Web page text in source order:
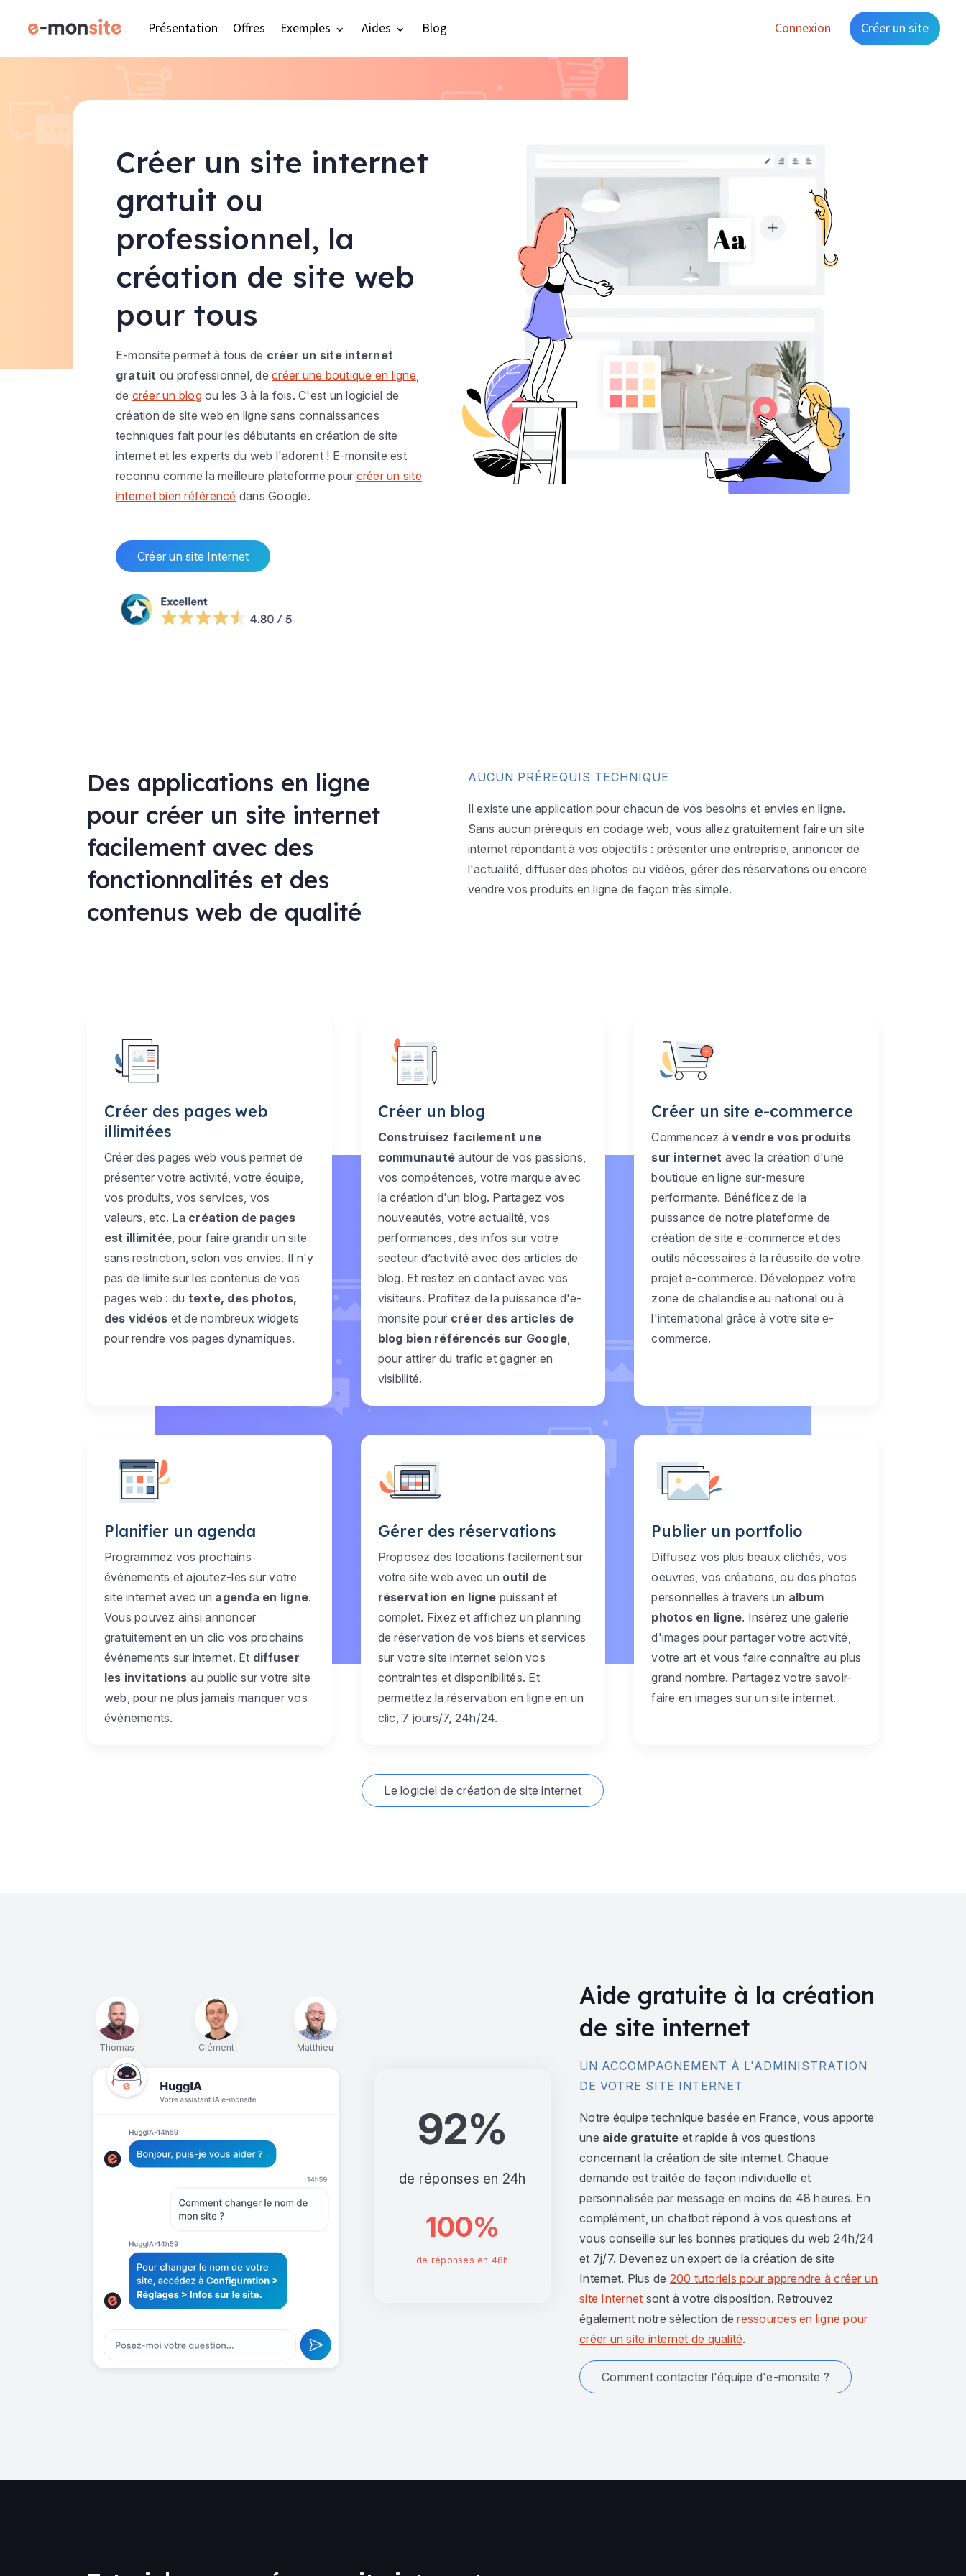
Présentation Offres Exemples Aides Blog Connexion Créer un site
Créer un site internet
gratuit ou
professionnel, la
création de site web
pour tous
E-monsite permet à tous de créer un site internet
gratuit ou professionnel, decréer une boutique en ligne,
de créer un blogou les 3 à la fois. C'est un logiciel de
création de site web en ligne sans connaissances
techniques fait pour les débutants en création de site
internet et les experts du web l'adorent ! E-monsite est
reconnu comme la meilleure plateforme pour créer un site
internet bien référencé dans Google.
Créer un site Internet
Des applications en ligne
pour créer un site internet
facilement avec des
fonctionnalités et des
contenus web de qualité
AUCUN PRÉREQUIS TECHNIQUE
Il existe une application pour chacun de vos besoins et envies en ligne.
Sans aucun prérequis en codage web, vous allez gratuitement faire un site
internet répondant à vos objectifs : présenter une entreprise, annoncer de
l'actualité, diffuser des photos ou vidéos, gérer des réservations ou encore
vendre vos produits en ligne de façon très simple.
Créer des pages web
illimitées
Créer des pages web vous permet de
présenter votre activité, votre équipe,
vos produits, vos services, vos
valeurs, etc. La création de pages
est illimitée , pour faire grandir un site
sans restriction, selon vos envies. Il n'y
pas de limite sur les contenus de vos
pages web : du texte, des photos,
des vidéos et de nombreux widgets
pour rendre vos pages dynamiques.
Créer un blog
Construisez facilement une
communauté autour de vos passions,
vos compétences, votre marque avec
la création d'un blog. Partagez vos
nouveautés, votre actualité, vos
performances, des infos sur votre
secteur d’activité avec des articles de
blog. Et restez en contact avec vos
visiteurs. Profitez de la puissance d'e-
monsite pour créer des articles de
blog bien référencés sur Google
pour attirer du trafic et gagner en
visibilité.
Créer un site e-commerce
Commencez àvendre vos produits
sur internet avec la création d'une
boutique en ligne sur-mesure
performante. Bénéficez de la
puissance de notre plateforme de
création de site e-commerce et des
outils nécessaires à la réussite de votre
projet e-commerce. Développez votre
zone de chalandise au national ou à
l'international grâce à votre site e-
commerce.
Planifier un agenda
Programmez vos prochains
événements et ajoutez-les sur votre
site internet avec un agenda en ligne.
Vous pouvez ainsi annoncer
gratuitement en un clic vos prochains
événements sur internet. Et diffuser
les invitations au public sur votre site
web, pour ne plus jamais manquer vos
événements.
Gérer des réservations
Proposez des locations facilement sur
votre site web avec un outil de
réservation en ligne puissant et
complet. Fixez et affichez un planning
de réservation de vos biens et services
sur votre site internet selon vos
contraintes et disponibilités. Et
permettez la réservation en ligne en un
clic, 7 jours/7, 24h/24.
Publier un portfolio
Diffusez vos plus beaux clichés, vos
oeuvres, vos créations, ou des photos
personnelles à travers un album
photos en ligne. Insérez une galerie
d'images pour partager votre activité,
votre art et vous faire connaître au plus
grand nombre. Partagez votre savoir-
faire en images sur un site internet.
Le logiciel de création de site internet
Thomas Clément Matthieu
92%
de réponses en 24h
100%
de réponses en 48h
Aide gratuite à la création
de site internet
UN ACCOMPAGNEMENT À L'ADMINISTRATION
DE VOTRE SITE INTERNET
Notre équipe technique basée en France, vous apporte
une aide gratuite et rapide à vos questions
concernant la création de site internet. Chaque
demande est traitée de façon individuelle et
personnalisée par message en moins de 48 heures. En
complément, un chatbot répond à vos questions et
vous conseille sur les bonnes pratiques du web 24h/24
et 7j/7. Devenez un expert de la création de site
Internet. Plus de 200 tutoriels pour apprendre à créer un
site Internet sont à votre disposition. Retrouvez
également notre sélection deressources en ligne pour
créer un site internet de qualité.
Comment contacter l'équipe d'e-monsite ?